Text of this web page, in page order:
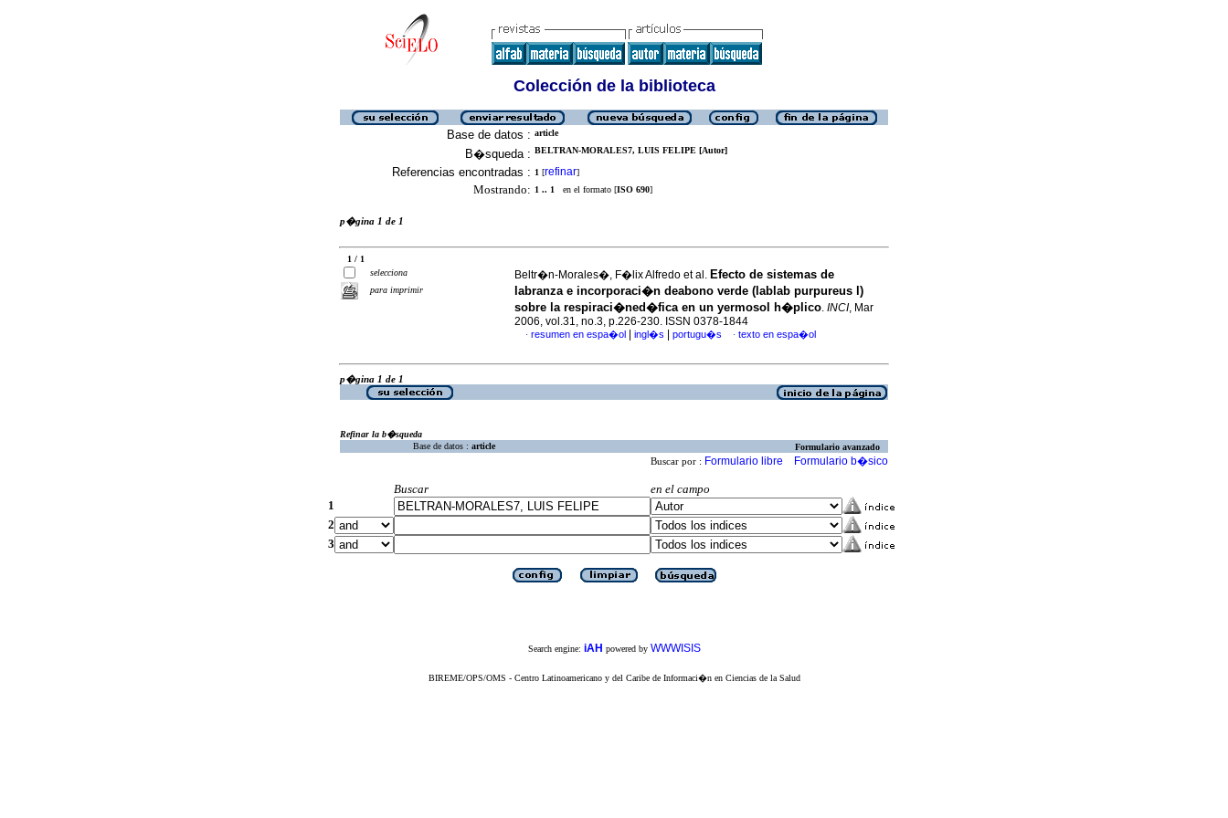
Colección de la biblioteca
Base de datos : article
B�squeda : BELTRAN-MORALES7, LUIS FELIPE [Autor]
Referencias encontradas : 1 [refinar]
Mostrando: 1 .. 1 en el formato [ISO 690]
p�gina 1 de 1
1 / 1
selecciona
para imprimir
Beltr�n-Morales�, F�lix Alfredo et al. Efecto de sistemas de
labranza e incorporaci�n deabono verde (lablab purpureus l)
sobre la respiraci�ned�fica en un yermosol h�plico. INCI, Mar
2006, vol.31, no.3, p.226-230. ISSN 0378-1844
· resumen en espa�ol ingl�s portugu�s · texto en espa�ol
p�gina 1 de 1
Refinar la b�squeda
Base de datos : article Formulario avanzado
Buscar por : Formulario libre Formulario b�sico
Buscar
en el campo
1
2
3
Search engine: iAH powered by WWWISIS
BIREME/OPS/OMS - Centro Latinoamericano y del Caribe de Informaci�n en Ciencias de la Salud